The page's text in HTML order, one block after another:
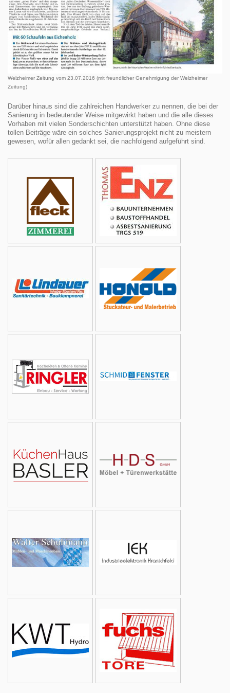
Welzheimer Zeitung vom 23.07.2016 (mit freundlicher Genehmigung der Welzheimer
Zeitung)
Darüber hinaus sind die zahlreichen Handwerker zu nennen, die bei der
Sanierung in bedeutender Weise mitgewirkt haben und die alle dieses
Vorhaben mit vielen Sonderschichten unterstützt haben. Ohne diese
tollen Beiträge wäre ein solches Sanierungsprojekt nicht zu meistern
gewesen, wofür allen gedankt sei, die nachfolgend aufgeführt sind.